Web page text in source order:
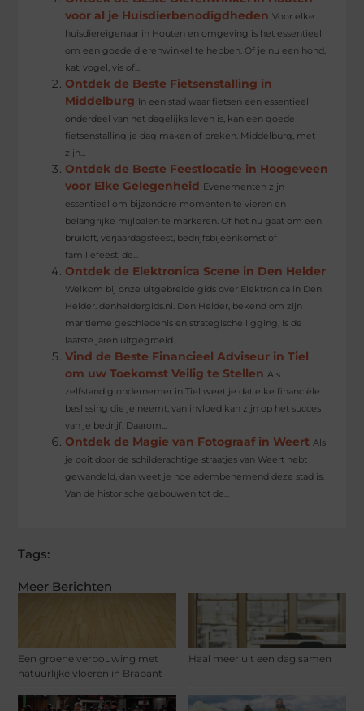
Meer Berichten
Een groene verbouwing met
natuurlijke vloeren in Brabant
Haal meer uit een dag samen
voor al je Huisdierbenodigdheden Voor elke
huisdiereigenaar in Houten en omgeving is het essentieel
om een goede dierenwinkel te hebben. Of je nu een hond,
kat, vogel, vis of...
Ontdek de Beste Fietsenstalling in
Middelburg In een stad waar fietsen een essentieel
onderdeel van het dagelijks leven is, kan een goede
fietsenstalling je dag maken of breken. Middelburg, met
zijn...
Ontdek de Beste Feestlocatie in Hoogeveen
voor Elke Gelegenheid Evenementen zijn
essentieel om bijzondere momenten te vieren en
belangrijke mijlpalen te markeren. Of het nu gaat om een
bruiloft, verjaardagsfeest, bedrijfsbijeenkomst of
familiefeest, de...
Ontdek de Elektronica Scene in Den Helder
Welkom bij onze uitgebreide gids over Elektronica in Den
Helder. denheldergids.nl. Den Helder, bekend om zijn
maritieme geschiedenis en strategische ligging, is de
laatste jaren uitgegroeid...
Vind de Beste Financieel Adviseur in Tiel
om uw Toekomst Veilig te Stellen Als
zelfstandig ondernemer in Tiel weet je dat elke financiële
beslissing die je neemt, van invloed kan zijn op het succes
van je bedrijf. Daarom...
Ontdek de Magie van Fotograaf in Weert Als
je ooit door de schilderachtige straatjes van Weert hebt
gewandeld, dan weet je hoe adembenemend deze stad is.
Van de historische gebouwen tot de...
Tags: